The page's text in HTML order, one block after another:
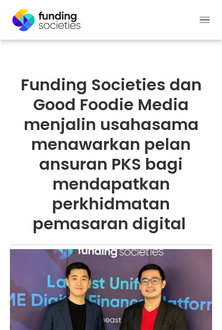
Funding Societies dan
Good Foodie Media
menjalin usahasama
menawarkan pelan
ansuran PKS bagi
mendapatkan
perkhidmatan
pemasaran digital